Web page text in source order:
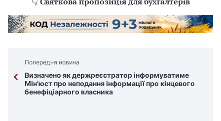
Попередня новина
Визначено як держреєстратор інформуватиме
Мін’юст про неподання інформації про кінцевого
бенефіціарного власника